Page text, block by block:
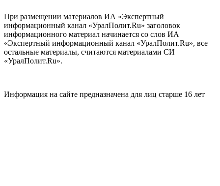
При размещении материалов ИА «Экспертный
информационный канал «УралПолит.Ru» заголовок
информационного материал начинается со слов ИА
«Экспертный информационный канал «УралПолит.Ru», все
остальные материалы, считаются материалами СИ
«УралПолит.Ru».
Информация на сайте предназначена для лиц старше 16 лет